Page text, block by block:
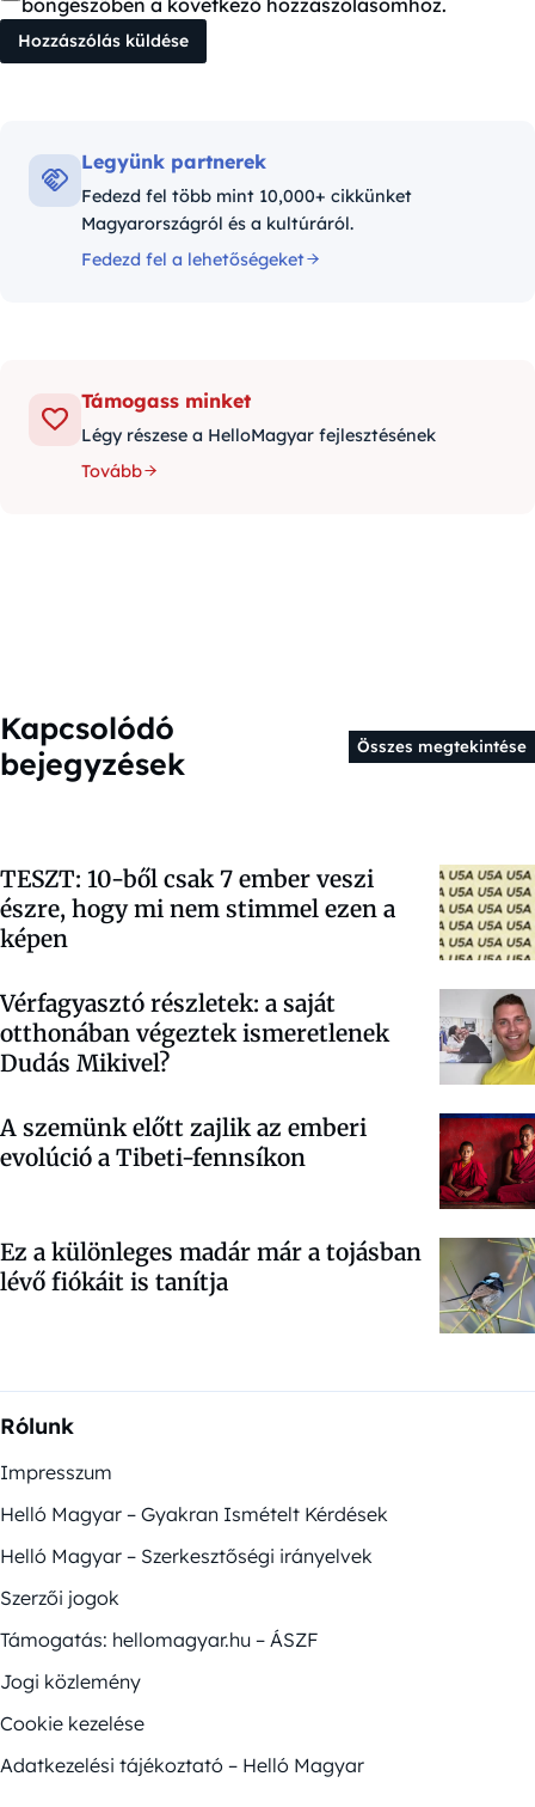
Legyünk partnerek
Fedezd fel több mint 10,000+ cikkünket
Magyarországról és a kultúráról.
Fedezd fel a lehetőségeket
Támogass minket
Légy részese a HelloMagyar fejlesztésének
Tovább
Kapcsolódó
bejegyzések
Összes megtekintése
TESZT: 10-ből csak 7 ember veszi
észre, hogy mi nem stimmel ezen a
képen
Vérfagyasztó részletek: a saját
otthonában végeztek ismeretlenek
Dudás Mikivel?
A szemünk előtt zajlik az emberi
evolúció a Tibeti-fennsíkon
Ez a különleges madár már a tojásban
lévő fiókáit is tanítja
Rólunk
Impresszum
Helló Magyar – Gyakran Ismételt Kérdések
Helló Magyar – Szerkesztőségi irányelvek
Szerzői jogok
Támogatás: hellomagyar.hu – ÁSZF
Jogi közlemény
Cookie kezelése
Adatkezelési tájékoztató – Helló Magyar